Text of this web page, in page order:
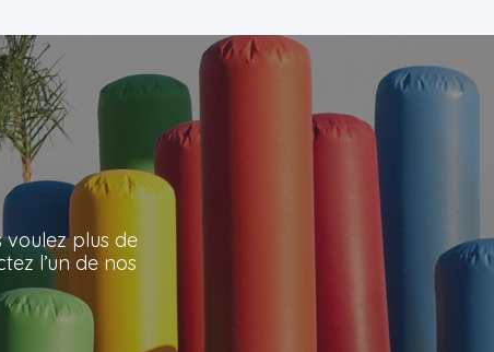
plus de
l’un de nos